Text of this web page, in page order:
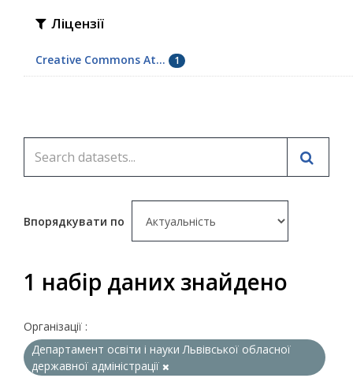
Ліцензії
Creative Commons At... 1
Впорядкувати по
1 набір даних знайдено
Організації :
Департамент освіти і науки Львівської обласної
державної адміністрації